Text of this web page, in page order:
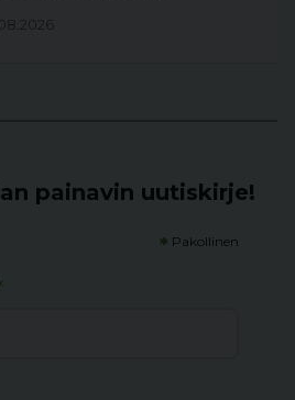
painavin uutiskirje!
* Pakollinen